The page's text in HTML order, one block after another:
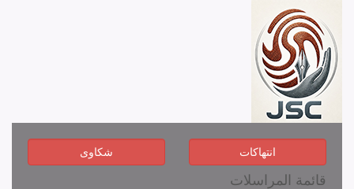
انتهاكات شكاوى
قائمة المراسلات